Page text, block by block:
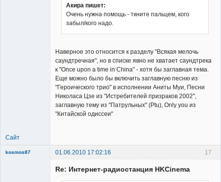
Акира пишет:
Очень нужна помощь - ткните пальцем, кого
забыл/кого надо.
Наверное это относится к разделу "Всякая мелочь
саундтречная", но в списке явно не хватает саундтрека
к "Once upon a time in China" - хотя бы заглавная тема.
Еще можно было бы включить заглавную песню из
"Героического трио" в исполнении Аниты Муи, Песни
Николаса Цзе из "Истребителей призраков 2002",
заглавную тему из "Патрульных" (Ptu), Only you из
"Китайской одиссеи"
Сайт
17
kosmos87 01.06.2010 17:02:16
Re: Интернет-радиостанция HKCinema